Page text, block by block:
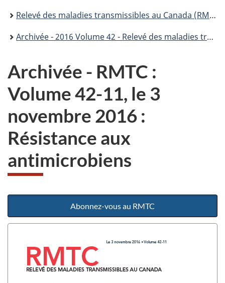
Relevé des maladies transmissibles au Canada (RMTC)
Archivée - 2016 Volume 42 - Relevé des maladies transmissibles au Canada (RMTC)
Archivée - RMTC :
Volume 42-11, le 3
novembre 2016 :
Résistance aux
antimicrobiens
Abonnez-vous au RMTC